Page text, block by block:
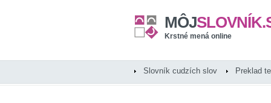
MÔJ
Krstné mená online
Slovník cudzích slov Preklad